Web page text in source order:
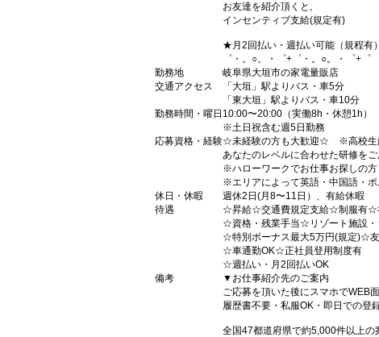
お友達を紹介頂くと,
インセンティブ支給(規定有)
★月2回払い・週払い可能（規程有
゜・。○。・゜+゜・。○。・゜+゜
勤務地
岐阜県大垣市の家電量販店
交通アクセス
「大垣」駅よりバス・車5分
「東大垣」駅よりバス・車10分
勤務時間・曜日 10:00〜20:00（実働8h・休憩1h）
※土日祝含む週5日勤務
応募資格・経験☆未経験の方も大歓迎☆ ※高校生
あなたのレベルに合わせた研修を
※ハローワークでお仕事お探しの方
※エリアによって英語・中国語・
休日・休暇
週休2日(月8〜11日）、有給休暇
待遇
☆昇給☆交通費規定支給☆制服有☆
☆資格・残業手当☆リゾート施設・
☆特別ボーナス最大5万円(規定)☆
☆車通勤OK☆正社員登用制度有
☆週払い・月2回払いOK
備考
▼お仕事紹介先のご案内
ご応募を頂いた後にスマホでWEB面
履歴書不要・私服OK・即日での登
全国47都道府県で約5,000件以上の